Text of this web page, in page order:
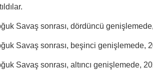
Savaş sonrası, dördüncü
Savaş sonrası, beşinci genişlemede,
Savaş sonrası, altıncı genişlemede,